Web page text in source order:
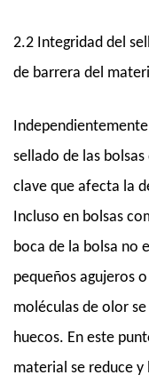
2.2 Integridad del
de barrera del
sellado de las
clave que afecta la
Incluso en bolsas
boca de la bolsa no
pequeños agujeros
moléculas de olor
huecos. En este
material se reduce